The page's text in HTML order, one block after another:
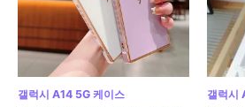
갤럭시 A14 5G 케이스 갤럭시